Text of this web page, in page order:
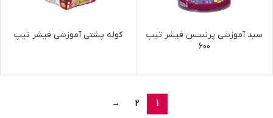
سبد آموزشی پرنسس فیشر تیپ
600
کوله پشتی آموزشی فیشر تیپ
1
2
→